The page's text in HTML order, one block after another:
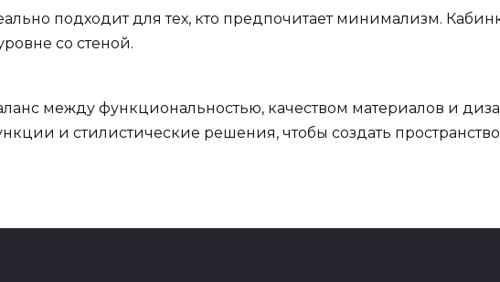
подходит для тех, кто предпочитает минимализм.
со стеной.
между функциональностью, качеством материалов и
и стилистические решения, чтобы создать